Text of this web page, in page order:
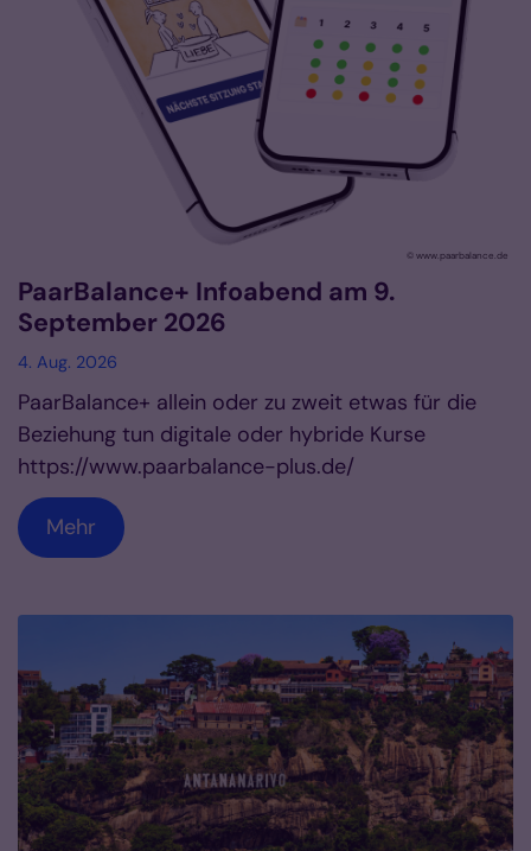
© www.paarbalance.de
PaarBalance+ Infoabend am 9.
September 2026
4. Aug. 2026
PaarBalance+ allein oder zu zweit etwas für die
Beziehung tun digitale oder hybride Kurse
https://www.paarbalance-plus.de/
Mehr